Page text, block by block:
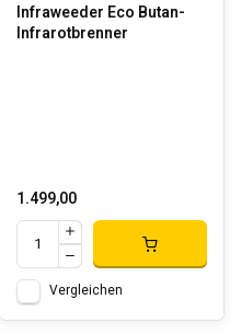
Infraweeder Eco Butan-
Infrarotbrenner
1.499,00
Vergleichen